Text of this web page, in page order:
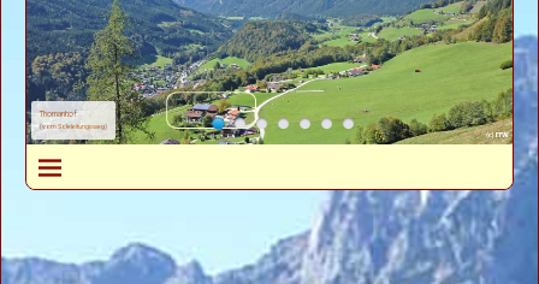
Thomanhof
(vom Soleleitungsweg)